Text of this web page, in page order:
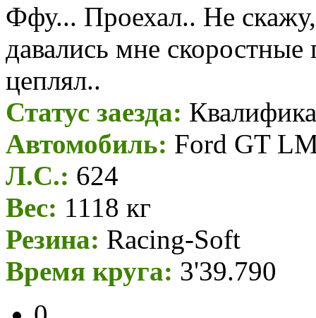
Ффу... Проехал.. Не
давались мне скоростные
цеплял..
Статус заезда:
Автомобиль: Ford GT
Л.С.: 624
Вес: 1118 кг
Резина: Racing-Soft
Время круга: 3'39.790